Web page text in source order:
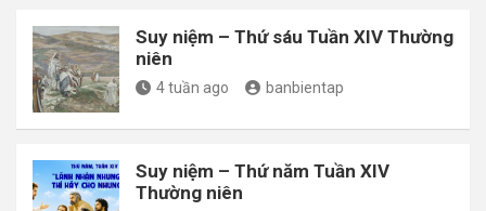
Suy niệm – Thứ sáu Tuần XIV Thường
niên
4 tuần ago banbientap
Suy niệm – Thứ năm Tuần XIV
Thường niên